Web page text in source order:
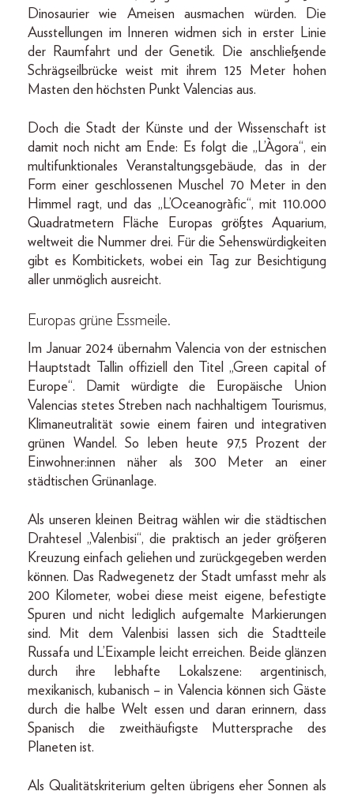
Dinosaurier wie Ameisen ausmachen würden. Die
Ausstellungen im Inneren widmen sich in erster Linie
der Raumfahrt und der Genetik. Die anschließende
Schrägseilbrücke weist mit ihrem 125 Meter hohen
Masten den höchsten Punkt Valencias aus.
Doch die Stadt der Künste und der Wissenschaft ist
damit noch nicht am Ende: Es folgt die „L’Àgora“, ein
multifunktionales Veranstaltungsgebäude, das in der
Form einer geschlossenen Muschel 70 Meter in den
Himmel ragt, und das „L’Oceanogràfic“, mit 110.000
Quadratmetern Fläche Europas größtes Aquarium,
weltweit die Nummer drei. Für die Sehenswürdigkeiten
gibt es Kombitickets, wobei ein Tag zur Besichtigung
aller unmöglich ausreicht.
Europas grüne Essmeile.
Im Januar 2024 übernahm Valencia von der estnischen
Hauptstadt Tallin offiziell den Titel „Green capital of
Europe“. Damit würdigte die Europäische Union
Valencias stetes Streben nach nachhaltigem Tourismus,
Klimaneutralität sowie einem fairen und integrativen
grünen Wandel. So leben heute 97,5 Prozent der
Einwohner:innen näher als 300 Meter an einer
städtischen Grünanlage.
Als unseren kleinen Beitrag wählen wir die städtischen
Drahtesel „Valenbisi“, die praktisch an jeder größeren
Kreuzung einfach geliehen und zurückgegeben werden
können. Das Radwegenetz der Stadt umfasst mehr als
200 Kilometer, wobei diese meist eigene, befestigte
Spuren und nicht lediglich aufgemalte Markierungen
sind. Mit dem Valenbisi lassen sich die Stadtteile
Russafa und L’Eixample leicht erreichen. Beide glänzen
durch ihre lebhafte Lokalszene: argentinisch,
mexikanisch, kubanisch – in Valencia können sich Gäste
durch die halbe Welt essen und daran erinnern, dass
Spanisch die zweithäufigste Muttersprache des
Planeten ist.
Als Qualitätskriterium gelten übrigens eher Sonnen als